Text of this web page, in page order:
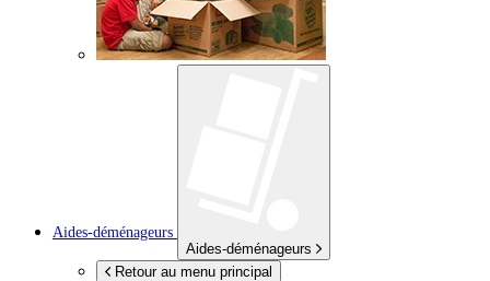
Aides-déménageurs
Aides-déménageurs
Retour au menu principal